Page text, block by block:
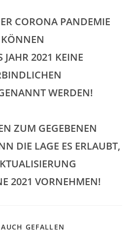
CORONA PANDEMIE
KÖNNEN
JAHR 2021 KEINE
WERDEN!
ZUM GEGEBENEN
DIE LAGE ES ERLAUBT,
2021 VORNEHMEN!
GEFALLEN